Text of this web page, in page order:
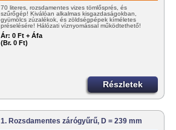
70 literes, rozsdamentes vizes tömlősprés, és
szűrőgép! Kiválóan alkalmas kisgazdaságokban,
gyümölcs zúzalékok, és zöldségpépek kíméletes
préselésére! Hálózati víznyomással működtethető!
+36303834000
Ár: 0 Ft + Áfa
(Br. 0 Ft)
Részletek
1. Rozsdamentes zárógyűrű, D = 239 mm